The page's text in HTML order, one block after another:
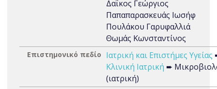
Δαΐκος Γεώργιος
Παπαπαρασκευάς Ιωσήφ
Πουλάκου Γαρυφαλλιά
Θωμάς Κωνσταντίνος
Επιστημονικό πεδίο Ιατρική και Επιστήμες Υγείας
Κλινική Ιατρική ➨
(ιατρική)